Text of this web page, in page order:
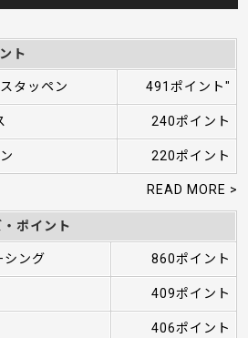
ト
タッペン 491ポイント"
240ポイント
220ポイント
READ MORE >
ポイント
シング 860ポイント
409ポイント
406ポイント